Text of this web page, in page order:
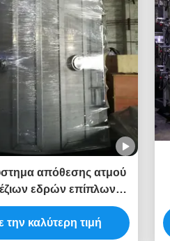
απόθεσης ατμού
εδρών επίπλων
ανοξείδωτου
την καλύτερη τιμή